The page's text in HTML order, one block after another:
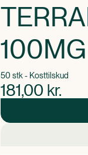
100MG
50 stk - Kosttilskud
181,00 kr.